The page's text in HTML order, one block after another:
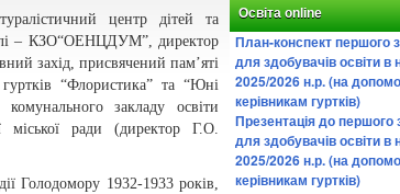
центр дітей та
– КЗО“ОЕНЦДУМ”, директор
захід, присвячений пам’яті
“Флористика” та “Юні
закладу освіти
міської ради (директор Г.О.
Голодомору 1932-1933 років,
Освіта online
План-конспект першого
для здобувачів освіти в
2025/2026 н.р. (на
керівникам гуртків)
Презентація до першого
для здобувачів освіти в
2025/2026 н.р. (на
керівникам гуртків)